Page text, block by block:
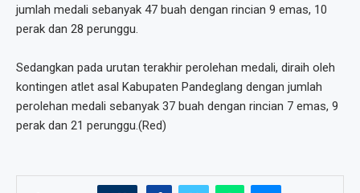
jumlah medali sebanyak 47 buah dengan rincian 9 emas, 10
perak dan 28 perunggu.
Sedangkan pada urutan terakhir perolehan medali, diraih oleh
kontingen atlet asal Kabupaten Pandeglang dengan jumlah
perolehan medali sebanyak 37 buah dengan rincian 7 emas, 9
perak dan 21 perunggu.(Red)